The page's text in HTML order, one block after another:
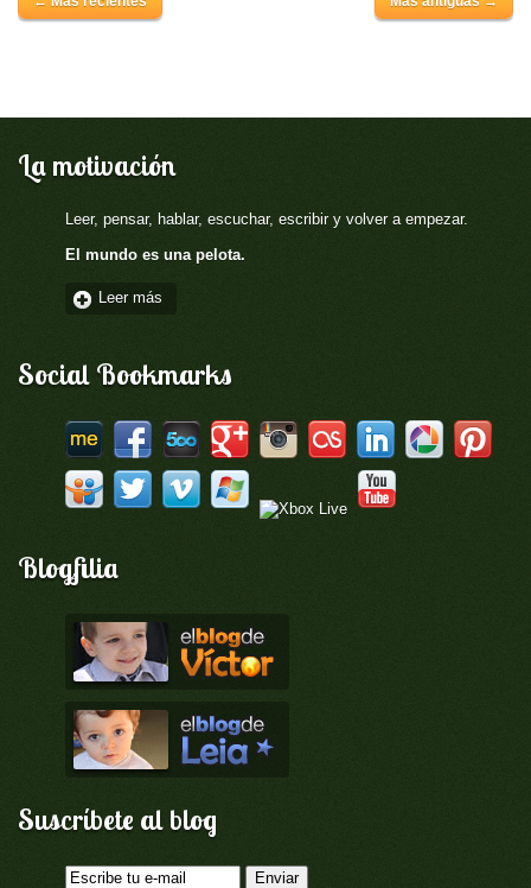
La motivación
Leer, pensar, hablar, escuchar, escribir y volver a empezar.
El mundo es una pelota.
Leer más
Social Bookmarks
Blogfilia
Suscríbete al blog